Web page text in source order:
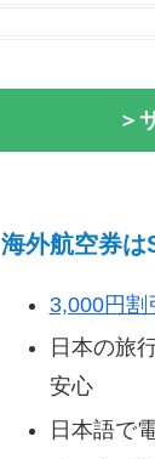
＞
海外航空券
3,000円割
日本の旅
安心
日本語で